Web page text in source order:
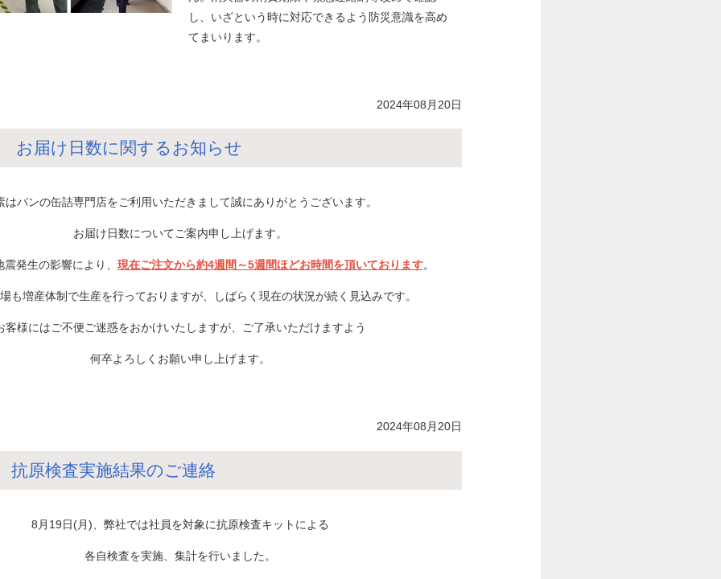
し、いざという時に対応できるよう防災意識を高め
てまいります。
2024年08月20日
お届け日数に関するお知らせ
はパンの缶詰専門店をご利用いただきまして誠にありがとうございます。
お届け日数についてご案内申し上げます。
発生の影響により、 現在ご注文から約4週間～5週間ほどお時間を頂いております。
も増産体制で生産を行っておりますが、しばらく現在の状況が続く見込みです。
客様にはご不便ご迷惑をおかけいたしますが、ご了承いただけますよう
何卒よろしくお願い申し上げます。
2024年08月20日
原検査実施結果のご連絡
8月19日(月)、弊社では社員を対象に抗原検査キットによる
各自検査を実施、集計を行いました。